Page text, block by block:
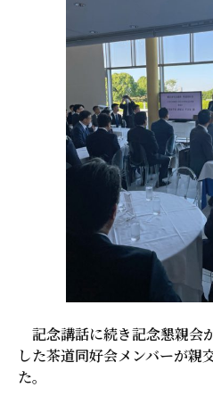
記念講話に続き記念懇親会
した茶道同好会メンバーが親
た。